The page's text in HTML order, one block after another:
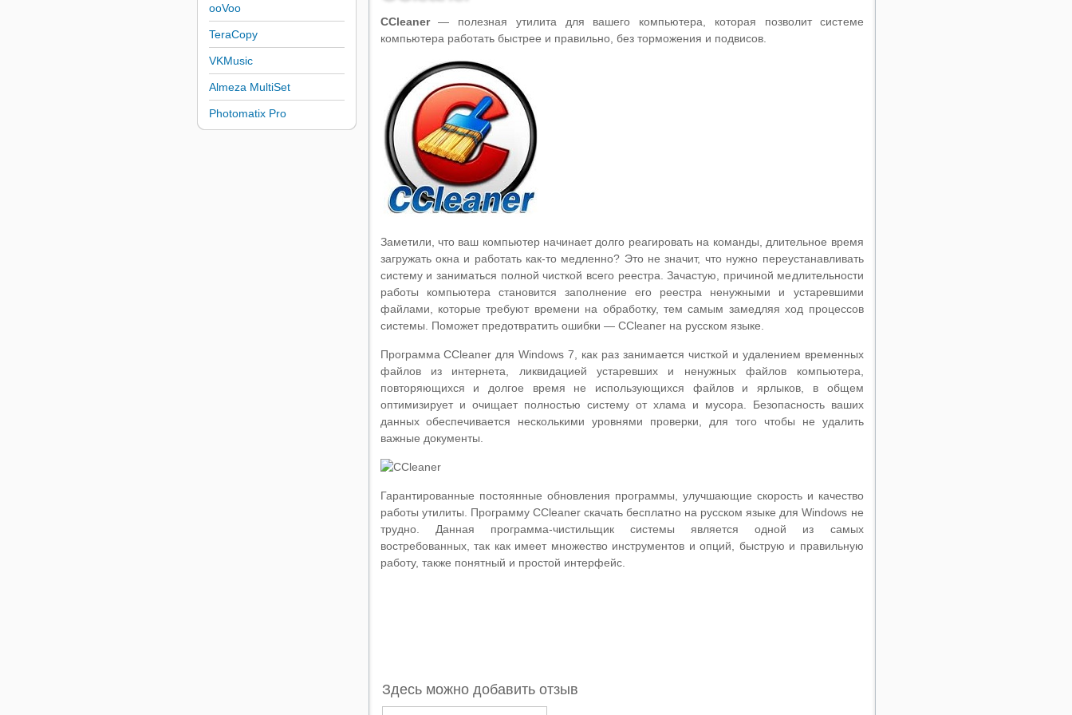
CCleaner— полезная утилита для вашего компьютера, которая позволит системе
компьютера работать быстрее и правильно, без торможения и подвисов.
Заметили, что ваш компьютер начинает долго реагировать на команды, длительное время
загружать окна и работать как-то медленно? Это не значит, что нужно переустанавливать
систему и заниматься полной чисткой всего реестра. Зачастую, причиной медлительности
работы компьютера становится заполнение его реестра ненужными и устаревшими
файлами, которые требуют времени на обработку, тем самым замедляя ход процессов
системы. Поможет предотвратить ошибки — CCleaner на русском языке.
Программа CCleaner для Windows 7, как раз занимается чисткой и удалением временных
файлов из интернета, ликвидацией устаревших и ненужных файлов компьютера,
повторяющихся и долгое время не использующихся файлов и ярлыков, в общем
оптимизирует и очищает полностью систему от хлама и мусора. Безопасность ваших
данных обеспечивается несколькими уровнями проверки, для того чтобы не удалить
важные документы.
Гарантированные постоянные обновления программы, улучшающие скорость и качество
работы утилиты. Программу CCleaner скачать бесплатно на русском языке для Windows не
трудно. Данная программа-чистильщик системы является одной из самых
востребованных, так как имеет множество инструментов и опций, быструю и правильную
работу, также понятный и простой интерфейс.
Здесь можно добавить отзыв
ooVoo
TeraCopy
VKMusic
Almeza MultiSet
Photomatix Pro